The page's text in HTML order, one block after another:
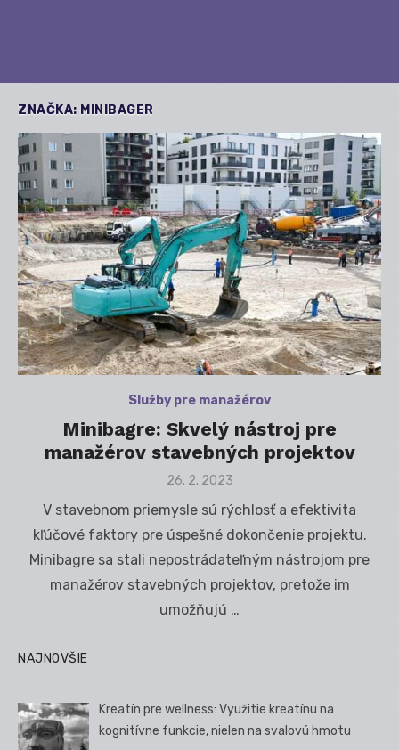
ZNAČKA: MINIBAGER
Služby pre manažérov
Minibagre: Skvelý nástroj pre
manažérov stavebných projektov
Posted
26. 2. 2023
V stavebnom priemysle sú rýchlosť a efektivita
kľúčové faktory pre úspešné dokončenie projektu.
Minibagre sa stali nepostrádateľným nástrojom pre
manažérov stavebných projektov, pretože im
umožňujú …
NAJNOVŠIE
Kreatín pre wellness: Využitie kreatínu na
kognitívne funkcie, nielen na svalovú hmotu